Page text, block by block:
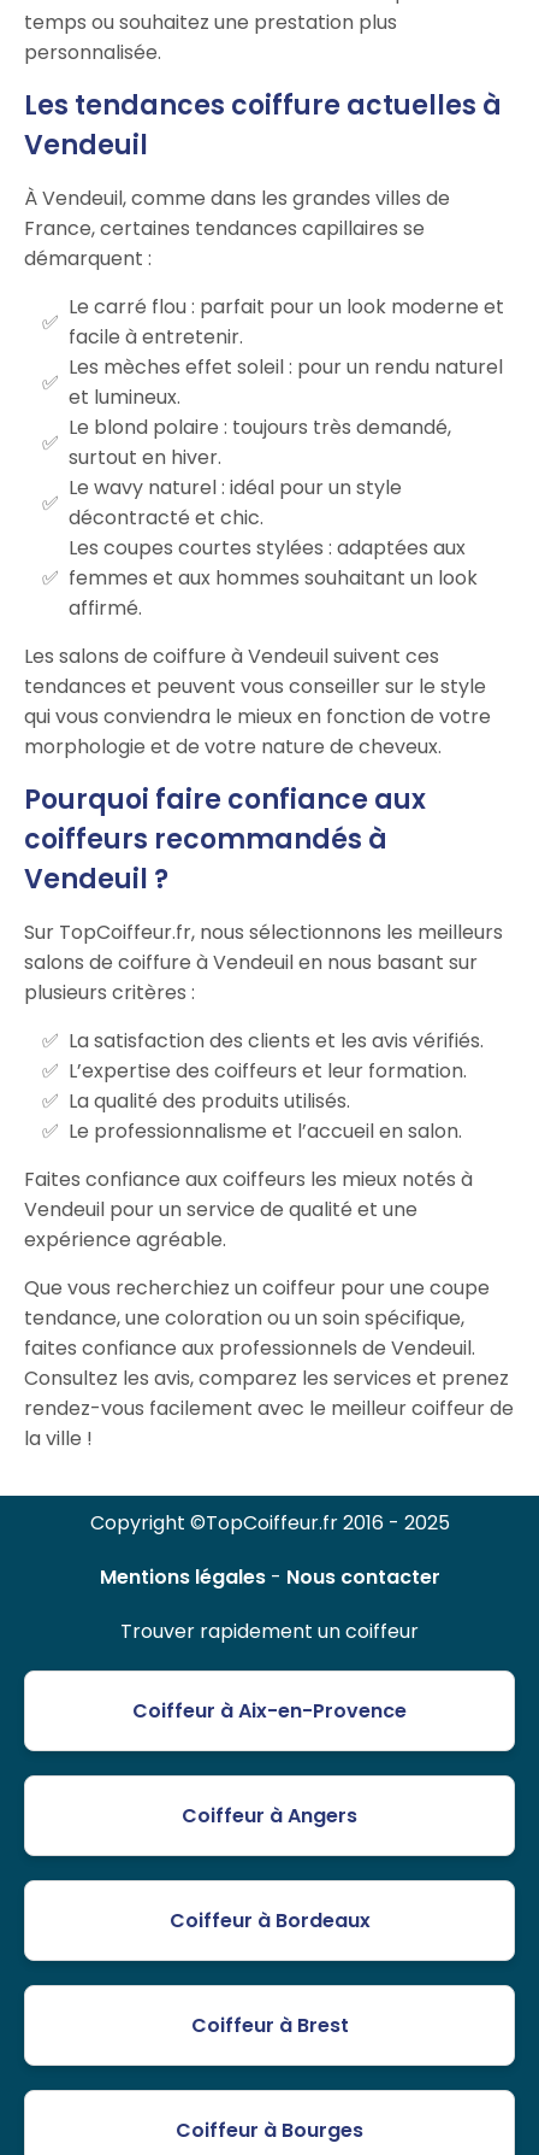
temps ou souhaitez une prestation plus
personnalisée.
Les tendances coiffure actuelles à
Vendeuil
À Vendeuil, comme dans les grandes villes de
France, certaines tendances capillaires se
démarquent :
Le carré flou : parfait pour un look moderne et
facile à entretenir.
Les mèches effet soleil : pour un rendu naturel
et lumineux.
Le blond polaire : toujours très demandé,
surtout en hiver.
Le wavy naturel : idéal pour un style
décontracté et chic.
Les coupes courtes stylées : adaptées aux
femmes et aux hommes souhaitant un look
affirmé.
Les salons de coiffure à Vendeuil suivent ces
tendances et peuvent vous conseiller sur le style
qui vous conviendra le mieux en fonction de votre
morphologie et de votre nature de cheveux.
Pourquoi faire confiance aux
coiffeurs recommandés à
Vendeuil ?
Sur TopCoiffeur.fr, nous sélectionnons les meilleurs
salons de coiffure à Vendeuil en nous basant sur
plusieurs critères :
La satisfaction des clients et les avis vérifiés.
L’expertise des coiffeurs et leur formation.
La qualité des produits utilisés.
Le professionnalisme et l’accueil en salon.
Faites confiance aux coiffeurs les mieux notés à
Vendeuil pour un service de qualité et une
expérience agréable.
Que vous recherchiez un coiffeur pour une coupe
tendance, une coloration ou un soin spécifique,
faites confiance aux professionnels de Vendeuil.
Consultez les avis, comparez les services et prenez
rendez-vous facilement avec le meilleur coiffeur de
la ville !
Copyright ©TopCoiffeur.fr 2016 - 2025
Mentions légales- Nous contacter
Trouver rapidement un coiffeur
Coiffeur à Aix-en-Provence
Coiffeur à Angers
Coiffeur à Bordeaux
Coiffeur à Brest
Coiffeur à Bourges